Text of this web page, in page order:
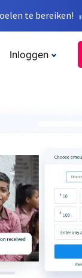
te bereiken!
Inloggen